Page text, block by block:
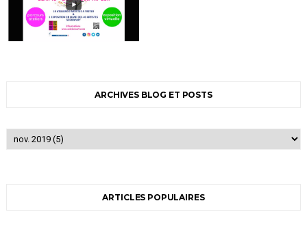
ARCHIVES BLOG ET POSTS
ARTICLES POPULAIRES